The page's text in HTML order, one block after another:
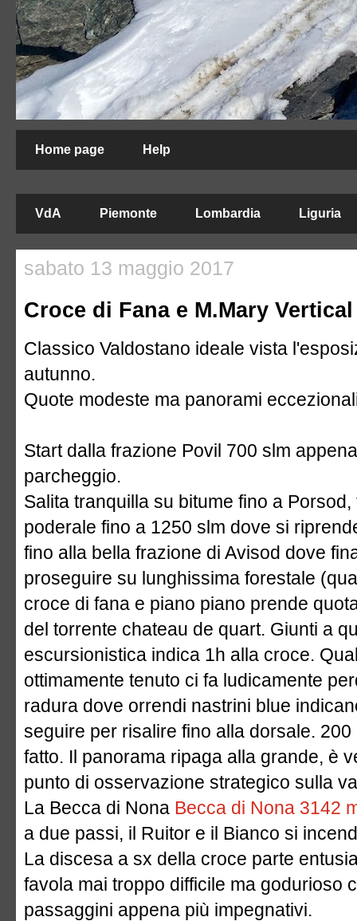
Home page Help
VdA Piemonte Lombardia Liguria
sabato 13 maggio 2017
Croce di Fana e M.Mary
Classico Valdostano ideale vista
autunno.
Quote modeste ma panorami
Start dalla frazione Povil 700 slm
parcheggio.
Salita tranquilla su bitume fino a
poderale fino a 1250 slm dove si
fino alla bella frazione di Avisod dove
proseguire su lunghissima forestale
croce di fana e piano piano prende
del torrente chateau de quart. Giunti a
escursionistica indica 1h alla croce.
ottimamente tenuto ci fa ludicamente
radura dove orrendi nastrini blue
seguire per risalire fino alla dorsale.
fatto. Il panorama ripaga alla grande, è
punto di osservazione strategico sulla
La Becca di Nona Becca di Nona 3142
a due passi, il Ruitor e il Bianco si
La discesa a sx della croce parte
favola mai troppo difficile ma godurioso
passaggini appena più impegnativi.